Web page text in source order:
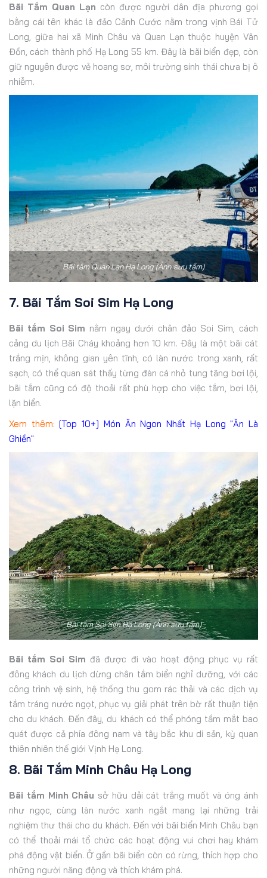
Bãi Tắm Quan Lạn còn được người dân địa phương gọi
bằng cái tên khác là đảo Cảnh Cước nằm trong vịnh Bái Tử
Long, giữa hai xã Minh Châu và Quan Lạn thuộc huyện Vân
Đồn, cách thành phố Hạ Long 55 km. Đây là bãi biển đẹp, còn
giữ nguyên được vẻ hoang sơ, môi trường sinh thái chưa bị ô
nhiễm.
Bãi tắm Quan Lạn Hạ Long (Ảnh sưu tầm)
7. Bãi Tắm Soi Sim Hạ Long
Bãi tắm Soi Sim nằm ngay dưới chân đảo Soi Sim, cách
cảng du lịch Bãi Cháy khoảng hơn 10 km. Đây là một bãi cát
trắng mịn, không gian yên tĩnh, có làn nước trong xanh, rất
sạch, có thể quan sát thấy từng đàn cá nhỏ tung tăng bơi lội,
bãi tắm cũng có độ thoải rất phù hợp cho việc tắm, bơi lội,
lặn biển.
Xem thêm: [Top 10+] Món Ăn Ngon Nhất Hạ Long "Ăn Là
Ghiền"
Bãi tắm Soi Sim Hạ Long (Ảnh sưu tầm)
Bãi tắm Soi Sim đã được đi vào hoạt động phục vụ rất
đông khách du lịch dừng chân tắm biển nghỉ dưỡng, với các
công trình vệ sinh, hệ thống thu gom rác thải và các dịch vụ
tắm tráng nước ngọt, phục vụ giải phát trên bờ rất thuận tiện
cho du khách. Đến đây, du khách có thể phóng tầm mắt bao
quát được cả phía đông nam và tây bắc khu di sản, kỳ quan
thiên nhiên thế giới Vịnh Hạ Long.
8. Bãi Tắm Minh Châu Hạ Long
Bãi tắm Minh Châu sở hữu dải cát trắng muốt và óng ánh
như ngọc, cùng làn nước xanh ngắt mang lại những trải
nghiệm thư thái cho du khách. Đến với bãi biển Minh Châu bạn
có thể thoải mái tổ chức các hoạt động vui chơi hay khám
phá động vật biển. Ở gần bãi biển còn có rừng, thích hợp cho
những người năng động và thích khám phá.